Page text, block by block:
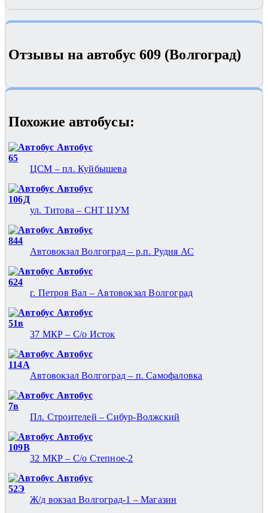
Отзывы на автобус 609 (Волгоград)
Похожие автобуcы:
Автобус
65
ЦСМ – пл. Куйбышева
Автобус
106Д
ул. Титова – СНТ ЦУМ
Автобус
844
Автовокзал Волгоград – р.п. Рудня АС
Автобус
624
г. Петров Вал – Автовокзал Волгоград
Автобус
51в
37 МКР – С/о Исток
Автобус
114А
Автовокзал Волгоград – п. Самофаловка
Автобус
7в
Пл. Строителей – Сибур-Волжский
Автобус
109В
32 МКР – С/о Степное-2
Автобус
52Э
Ж/д вокзал Волгоград-1 – Магазин